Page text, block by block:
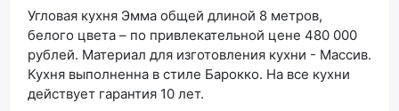
Угловая кухня Эмма общей длиной 8 метров,
белого цвета – по привлекательной цене 480 000
рублей. Материал для изготовления кухни - Массив.
Кухня выполненна в стиле Барокко. На все кухни
действует гарантия 10 лет.